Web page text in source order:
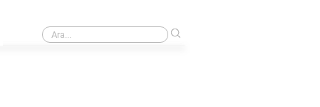
Terazi Erkeği Nasıl Sevişir?